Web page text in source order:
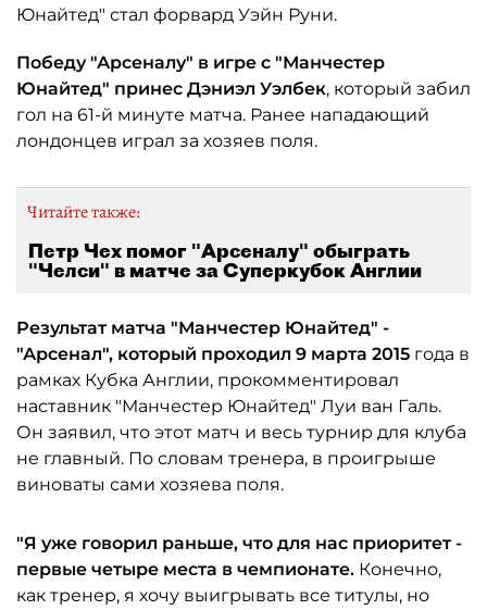
Юнайтед" стал форвард Уэйн Руни.
Победу "Арсеналу" в игре с "Манчестер
Юнайтед" принес Дэниэл Уэлбек, который забил
гол на 61-й минуте матча. Ранее нападающий
лондонцев играл за хозяев поля.
Читайте также:
Петр Чех помог "Арсеналу" обыграть
"Челси" в матче за Суперкубок Англии
Результат матча "Манчестер Юнайтед" -
"Арсенал", который проходил 9 марта 2015 года в
рамках Кубка Англии, прокомментировал
наставник "Манчестер Юнайтед" Луи ван Галь.
Он заявил, что этот матч и весь турнир для клуба
не главный. По словам тренера, в проигрыше
виноваты сами хозяева поля.
"Я уже говорил раньше, что для нас приоритет -
первые четыре места в чемпионате. Конечно,
как тренер, я хочу выигрывать все титулы, но